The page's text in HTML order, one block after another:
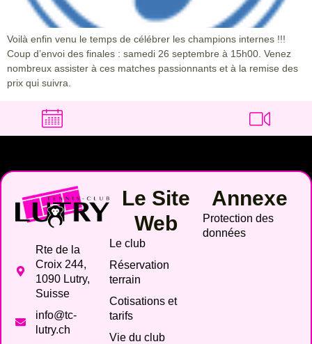
Voilà enfin venu le temps de célébrer les champions internes !!!
Coup d’envoi des finales : samedi 26 septembre à 15h00. Venez
nombreux assister à ces matches passionnants et à la remise des
prix qui suivra.
Rte de la
Croix 244,
1090 Lutry,
Suisse
info@tc-
lutry.ch
Le Site
Web
Le club
Réservation
terrain
Cotisations et
tarifs
Vie du club
Annexe
Protection des
données